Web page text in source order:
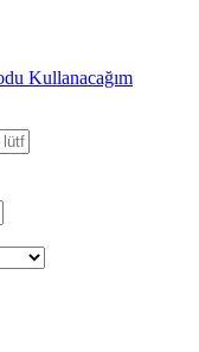
Kullanacağım